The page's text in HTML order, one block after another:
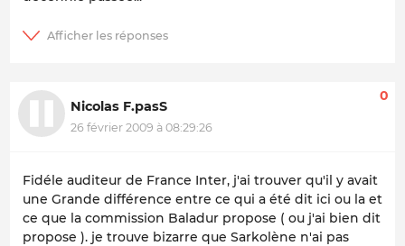
Nicolas F.pasS
26 février 2009 à 08:29:26
0
Fidéle auditeur de France Inter, j'ai trouver qu'il y avait
une Grande différence entre ce qui a été dit ici ou la et
ce que la commission Baladur propose ( ou j'ai bien dit
propose ). je trouve bizarre que Sarkolène n'ai pas